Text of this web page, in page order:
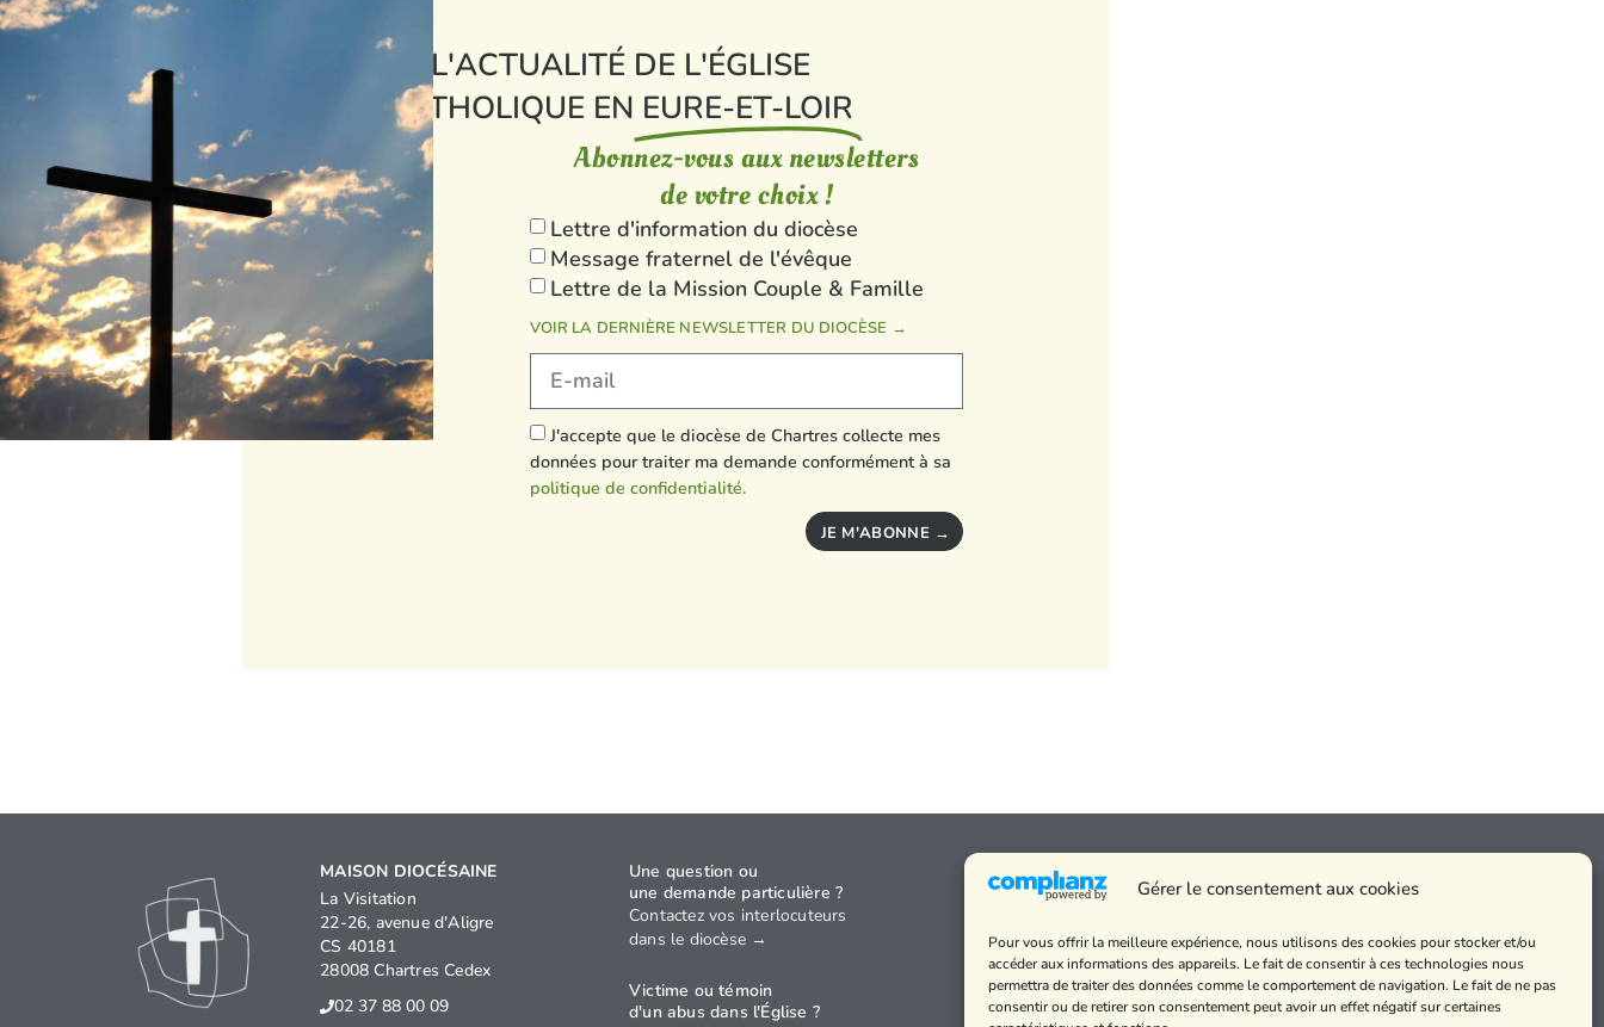
Gérer le consentement aux cookies
Pour vous offrir la meilleure expérience, nous utilisons des cookies pour stocker et/ou
accéder aux informations des appareils. Le fait de consentir à ces technologies nous
permettra de traiter des données comme le comportement de navigation. Le fait de ne pas
consentir ou de retirer son consentement peut avoir un effet négatif sur certaines
L'ACTUALITÉ DE L'ÉGLISE
CATHOLIQUE EN EURE-ET-LOIR
Abonnez-vous aux newsletters
de votre choix !
Lettre d'information du diocèse
Message fraternel de l'évêque
Lettre de la Mission Couple & Famille
VOIR LA DERNIÈRE NEWSLETTER DU DIOCÈSE →
J'accepte que le diocèse de Chartres collecte mes
données pour traiter ma demande conformément à sa
politique de confidentialité.
JE M'ABONNE →
MAISON DIOCÉSAINE
La Visitation
22-26, avenue d'Aligre
CS 40181
28008 Chartres Cedex
02 37 88 00 09
Une question ou
une demande particulière ?
Contactez vos interlocuteurs
dans le diocèse →
Victime ou témoin
d'un abus dans l'Église ?
Agenda
Horaires messes
Politique de cookies et
confidentialité